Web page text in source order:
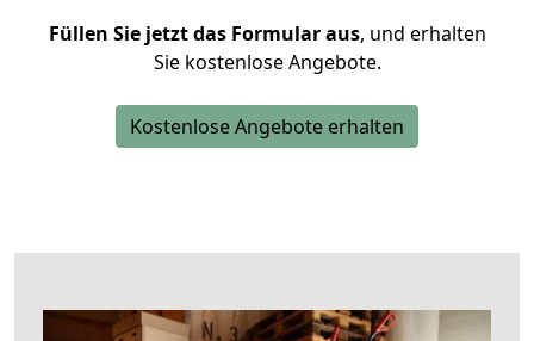
Füllen Sie jetzt das Formular aus, und erhalten
Sie kostenlose Angebote.
Kostenlose Angebote erhalten